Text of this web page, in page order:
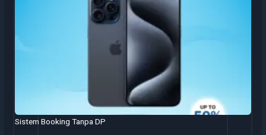
Sistem Booking Tanpa DP